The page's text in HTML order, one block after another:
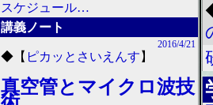
スケジュール…
講義ノート
2016/4/21
◆ 【 ピカッとさいえんす 】
真空管とマイクロ波技